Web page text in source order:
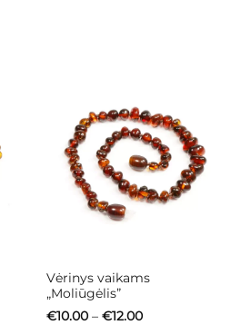
Vėrinys vaikams
„Moliūgėlis”
€10.00 – €12.00Price